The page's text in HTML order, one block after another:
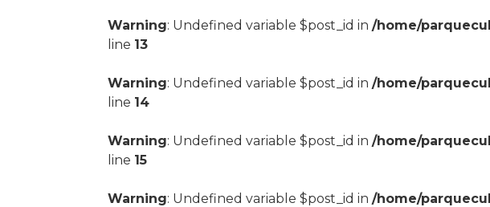
Warning: Undefined variable $post_id in/home/
line 13
Warning: Undefined variable $post_id in/home/
line 14
Warning: Undefined variable $post_id in/home/
line 15
Warning: Undefined variable $post_id in/home/